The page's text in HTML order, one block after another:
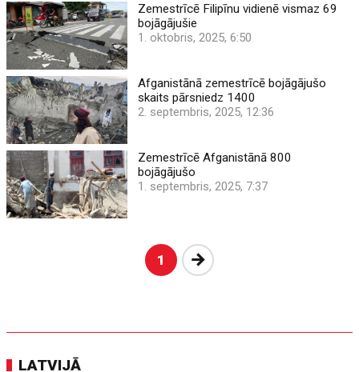
Zemestrīcē Filipīnu vidienē vismaz 69
bojāgājušie
1. oktobris, 2025, 6:50
Afganistānā zemestrīcē bojāgājušo
skaits pārsniedz 1400
2. septembris, 2025, 12:36
Zemestrīcē Afganistānā 800
bojāgājušo
1. septembris, 2025, 7:37
1 Nākošā
LATVIJĀ